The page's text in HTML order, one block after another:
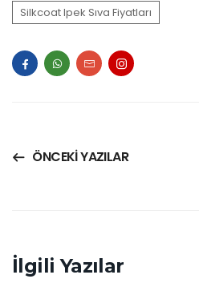
Silkcoat Ipek Sıva Fiyatları
ÖNCEKI YAZILAR
İlgili Yazılar